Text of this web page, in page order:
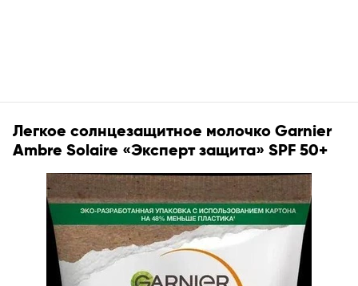
Легкое солнцезащитное молочко Garnier
Ambre Solaire «Эксперт защита» SPF 50+